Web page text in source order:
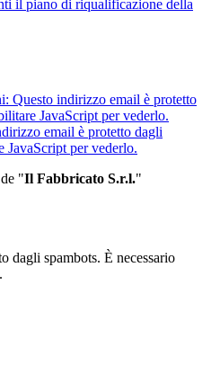
il piano di riqualificazione della
Questo indirizzo email è protetto
JavaScript per vederlo.
email è protetto dagli
JavaScript per vederlo.
"Il Fabbricato S.r.l."
dagli spambots. È necessario